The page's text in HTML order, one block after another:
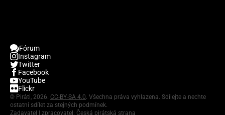
Fórum
Instagram
Twitter
Facebook
YouTube
Flickr
© Piráti, 2026. CC-BY-SA 4.0 . Všechna práva vyhlazena. Sdílejte a nechte
ostatní sdílet za stejných podmínek.
Zadavatel | zpracovatel: Česká pirátská strana